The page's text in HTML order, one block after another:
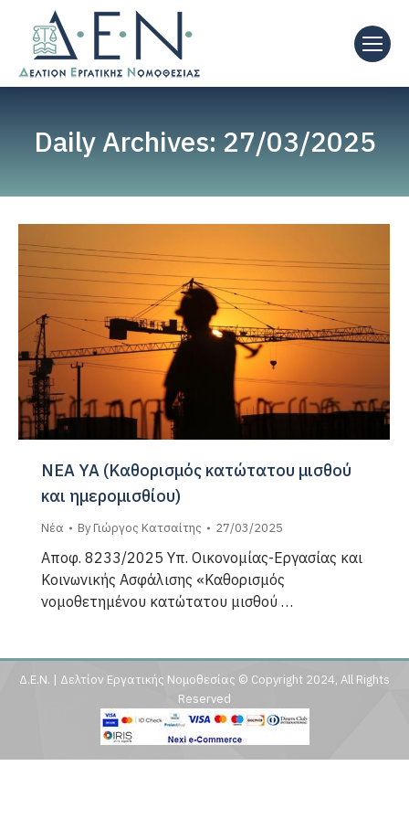
Daily Archives: 27/03/2025
ΝΕΑ ΥΑ (Καθορισμός κατώτατου μισθού
και ημερομισθίου)
Νέα By Γιώργος Κατσαίτης 27/03/2025
Αποφ. 8233/2025 Υπ. Οικονομίας-Εργασίας και
Κοινωνικής Ασφάλισης «Καθορισμός
νομοθετημένου κατώτατου μισθού …
Δ.Ε.Ν. | Δελτίον Εργατικής Νομοθεσίας © Copyright 2024, All Rights
Reserved